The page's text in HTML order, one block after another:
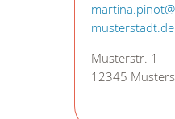
musterstadt.de
Musterstr. 1
12345